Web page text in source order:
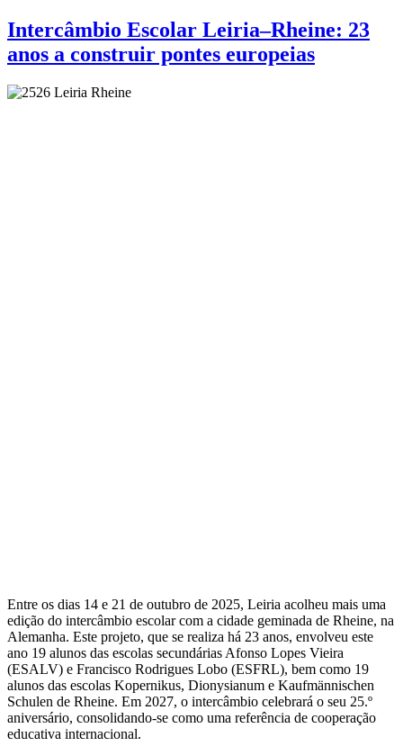
Intercâmbio Escolar Leiria–Rheine: 23
anos a construir pontes europeias
Entre os dias 14 e 21 de outubro de 2025, Leiria acolheu mais uma
edição do intercâmbio escolar com a cidade geminada de Rheine, na
Alemanha. Este projeto, que se realiza há 23 anos, envolveu este
ano 19 alunos das escolas secundárias Afonso Lopes Vieira
(ESALV) e Francisco Rodrigues Lobo (ESFRL), bem como 19
alunos das escolas Kopernikus, Dionysianum e Kaufmännischen
Schulen de Rheine. Em 2027, o intercâmbio celebrará o seu 25.º
aniversário, consolidando-se como uma referência de cooperação
educativa internacional.